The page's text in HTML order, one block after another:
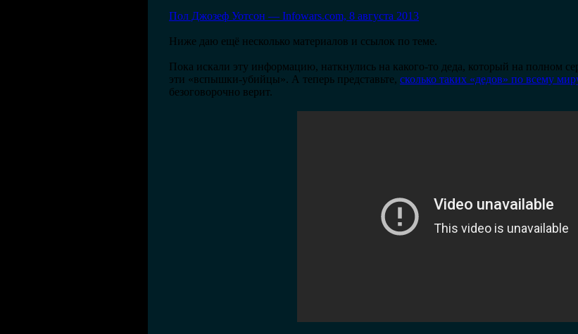
Пол Джозеф Уотсон — Infowars.com, 8 августа 2013
Ниже даю ещё несколько материалов и ссылок по теме.
Пока искали эту информацию, наткнулись на какого-то деда, который на полном
эти «вспышки-убийцы». А теперь представьте, сколько таких «дедов» по всему
безоговорочно верит.